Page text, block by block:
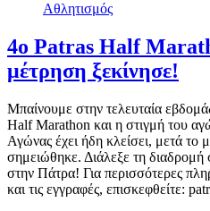
Αθλητισμός
4ο Patras Half
μέτρηση ξεκίνησε!
Μπαίνουμε στην τελευταία
Half Marathon και η στιγμή του
Αγώνας έχει ήδη κλείσει, μετά το
σημειώθηκε. Διάλεξε τη διαδρομή
στην Πάτρα! Για περισσότερες
και τις εγγραφές, επισκεφθείτε: